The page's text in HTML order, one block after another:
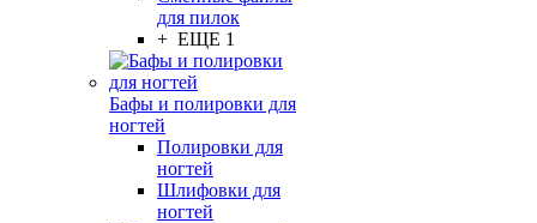
для пилок
+ ЕЩЕ 1
Бафы и полировки для
ногтей
Полировки для
ногтей
Шлифовки для
ногтей